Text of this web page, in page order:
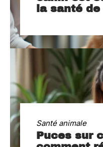
la santé
Santé animale
Puces sur